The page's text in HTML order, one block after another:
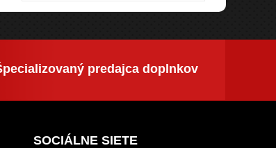
predajca doplnkov
SOCIÁLNE SIETE